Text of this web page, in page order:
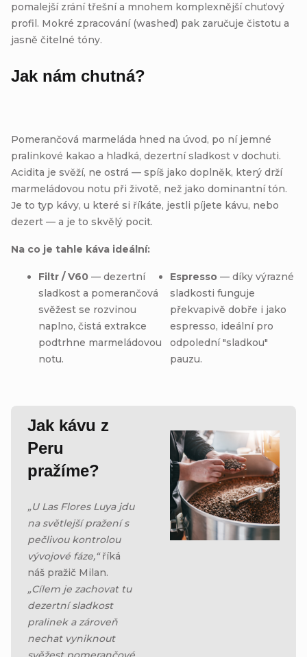
pomalejší zrání třešní a mnohem komplexnější chuťový
profil. Mokré zpracování (washed) pak zaručuje čistotu a
jasně čitelné tóny.
Jak nám chutná?
Pomerančová marmeláda hned na úvod, po ní jemné
pralinkové kakao a hladká, dezertní sladkost v dochuti.
Acidita je svěží, ne ostrá — spíš jako doplněk, který drží
marmeládovou notu při životě, než jako dominantní tón.
Je to typ kávy, u které si říkáte, jestli píjete kávu, nebo
dezert — a je to skvělý pocit.
Na co je tahle káva ideální:
Filtr / V60 — dezertní
sladkost a pomerančová
svěžest se rozvinou
naplno, čistá extrakce
podtrhne marmeládovou
notu.
Espresso — díky výrazné
sladkosti funguje
překvapivě dobře i jako
espresso, ideální pro
odpolední "sladkou"
pauzu.
Jak kávu z
Peru
pražíme?
„U Las Flores Luya jdu
na světlejší pražení s
pečlivou kontrolou
vývojové fáze,“říká
náš pražič Milan.
„Cílem je zachovat tu
dezertní sladkost
pralinek a zároveň
nechat vyniknout